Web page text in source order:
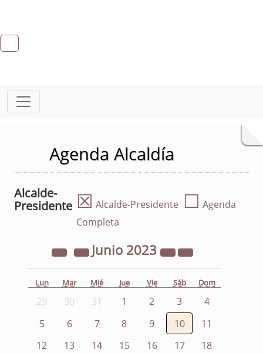
Agenda Alcaldía
Alcalde-
Presidente ☒ Alcalde-Presidente ☐ Agenda
Completa
Junio 2023
Lun Mar Mié Jue Vie Sáb Dom
29 30 31 1 2 3
4
5
6 7 8 9 10
11
12
13 14 15 16 17
18